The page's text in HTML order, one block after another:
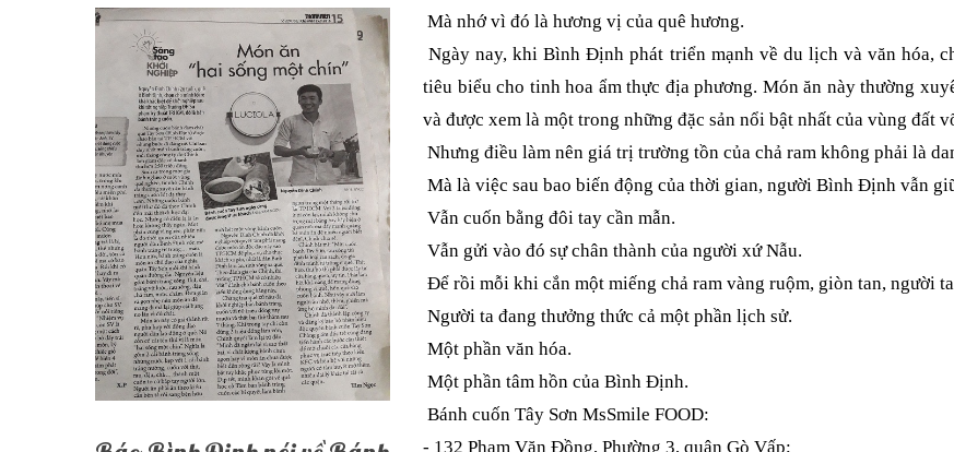
Mà nhớ vì đó là hương vị của quê hương.
Ngày nay, khi Bình Định phát triển mạnh về du lịch và văn hóa,
tiêu biểu cho tinh hoa ẩm thực địa phương. Món ăn này thường
và được xem là một trong những đặc sản nổi bật nhất của vùng đất
Nhưng điều làm nên giá trị trường tồn của chả ram không phải là
Mà là việc sau bao biến động của thời gian, người Bình Định vẫn
Vẫn cuốn bằng đôi tay cần mẫn.
Vẫn gửi vào đó sự chân thành của người xứ Nẫu.
Để rồi mỗi khi cắn một miếng chả ram vàng ruộm, giòn tan, người
Người ta đang thưởng thức cả một phần lịch sử.
Một phần văn hóa.
Một phần tâm hồn của Bình Định.
Bánh cuốn Tây Sơn MsSmile FOOD:
- 132 Phạm Văn Đồng, Phường 3, quận Gò Vấp;